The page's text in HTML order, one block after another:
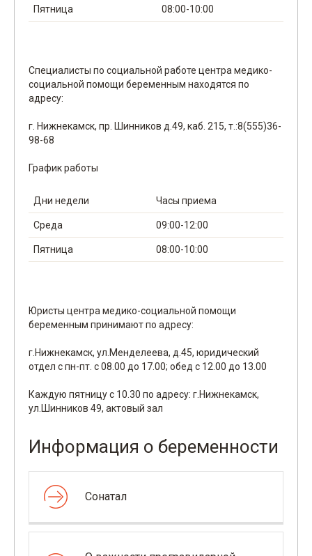
Пятница 08:00-10:00
Cпециалисты по социальной работе центра медико-
социальной помощи беременным находятся по
адресу:
г. Нижнекамск, пр. Шинников д.49, каб. 215, т.:8(555)36-
98-68
График работы
Дни недели Часы приема
Среда 09:00-12:00
Пятница 08:00-10:00
Юристы центра медико-социальной помощи
беременным принимают по адресу:
г.Нижнекамск, ул.Менделеева, д.45, юридический
отдел с пн-пт. с 08.00 до 17.00; обед с 12.00 до 13.00
Каждую пятницу с 10.30 по адресу: г.Нижнекамск,
ул.Шинников 49, актовый зал
Информация о беременности
Сонатал